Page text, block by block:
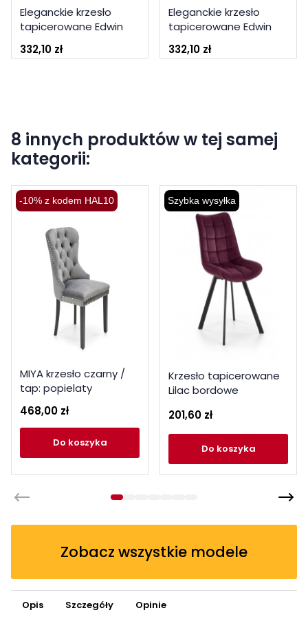
Eleganckie krzesło
tapicerowane Edwin
332,10 zł
Eleganckie krzesło
tapicerowane Edwin
332,10 zł
8 innych produktów w tej samej
kategorii:
-10% z kodem HAL10
MIYA krzesło czarny /
tap: popielaty
468,00 zł
do koszyka
Szybka wysyłka
Krzesło tapicerowane
Lilac bordowe
201,60 zł
do koszyka
Zobacz wszystkie modele
Opis Szczegóły Opinie